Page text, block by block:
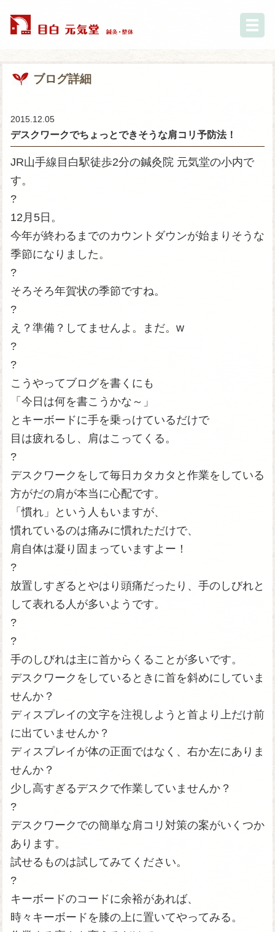
ブログ詳細
2015.12.05
デスクワークでちょっとできそうな肩コリ予防法！
JR山手線目白駅徒歩2分の鍼灸院 元気堂の小内で
す。
?
12月5日。
今年が終わるまでのカウントダウンが始まりそうな
季節になりました。
?
そろそろ年賀状の季節ですね。
?
え？準備？してませんよ。まだ。w
?
?
こうやってブログを書くにも
「今日は何を書こうかな～」
とキーボードに手を乗っけているだけで
目は疲れるし、肩はこってくる。
?
デスクワークをして毎日カタカタと作業をしている
方がだの肩が本当に心配です。
「慣れ」という人もいますが、
慣れているのは痛みに慣れただけで、
肩自体は凝り固まっていますよー！
?
放置しすぎるとやはり頭痛だったり、手のしびれと
して表れる人が多いようです。
?
?
手のしびれは主に首からくることが多いです。
デスクワークをしているときに首を斜めにしていま
せんか？
ディスプレイの文字を注視しようと首より上だけ前
に出ていませんか？
ディスプレイが体の正面ではなく、右か左にありま
せんか？
少し高すぎるデスクで作業していませんか？
?
デスクワークでの簡単な肩コリ対策の案がいくつか
あります。
試せるものは試してみてください。
?
キーボードのコードに余裕があれば、
時々キーボードを膝の上に置いてやってみる。